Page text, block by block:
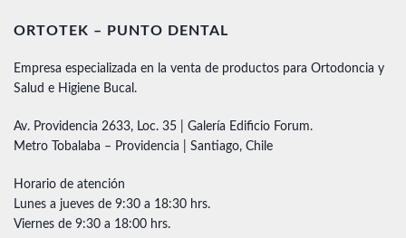
ORTOTEK – PUNTO DENTAL
Empresa especializada en la venta de productos para Ortodoncia y
Salud e Higiene Bucal.
Av. Providencia 2633, Loc. 35 | Galería Edificio Forum.
Metro Tobalaba – Providencia | Santiago, Chile
Horario de atención
Lunes a jueves de 9:30 a 18:30 hrs.
Viernes de 9:30 a 18:00 hrs.